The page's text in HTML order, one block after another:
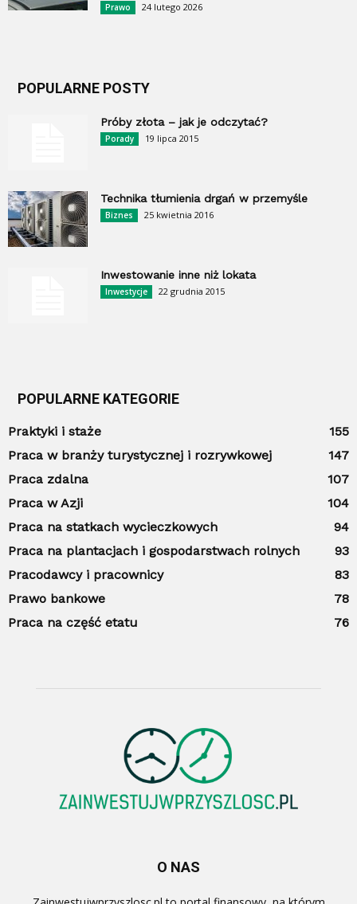
Prawo 24 lutego 2026
POPULARNE POSTY
Próby złota – jak je odczytać?
Porady 19 lipca 2015
Technika tłumienia drgań w przemyśle
Biznes 25 kwietnia 2016
Inwestowanie inne niż lokata
Inwestycje 22 grudnia 2015
POPULARNE KATEGORIE
Praktyki i staże
155
Praca w branży turystycznej i rozrywkowej
147
Praca zdalna
107
Praca w Azji
104
Praca na statkach wycieczkowych
94
Praca na plantacjach i gospodarstwach rolnych
93
Pracodawcy i pracownicy
83
Prawo bankowe
78
Praca na część etatu
76
O NAS